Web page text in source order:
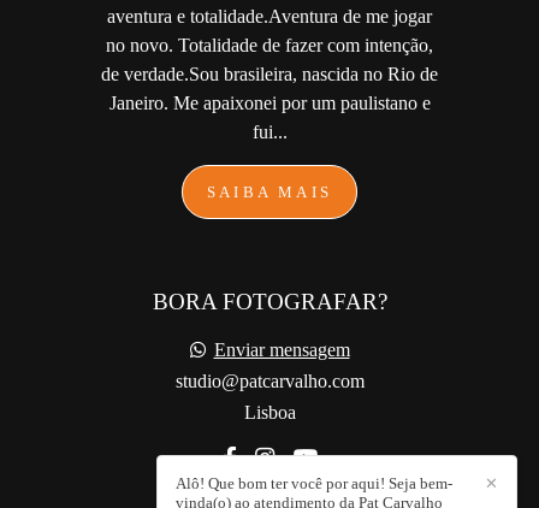
aventura e totalidade.Aventura de me jogar
no novo. Totalidade de fazer com intenção,
de verdade.Sou brasileira, nascida no Rio de
Janeiro. Me apaixonei por um paulistano e
fui...
SAIBA MAIS
BORA FOTOGRAFAR?
Enviar mensagem
studio@patcarvalho.com
Lisboa
✕
Alô! Que bom ter você por aqui! Seja bem-
vinda(o) ao atendimento da Pat Carvalho